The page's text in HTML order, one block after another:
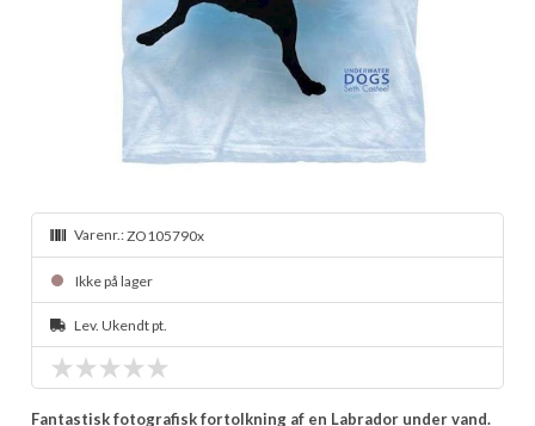
Varenr.:ZO105790x
Ikke på lager
Lev. Ukendt pt.
Fantastisk fotografisk fortolkning af en Labrador under vand.